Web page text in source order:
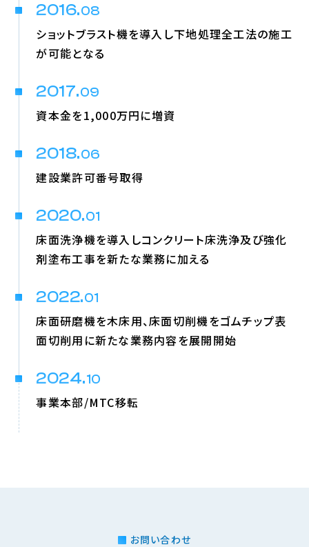
2016.08
ショットブラスト機を導入し下地処理全工法の施工
が可能となる
2017.09
資本金を1,000万円に増資
2018.06
建設業許可番号取得
2020.01
床面洗浄機を導入しコンクリート床洗浄及び強化
剤塗布工事を新たな業務に加える
2022.01
床面研磨機を木床用、床面切削機をゴムチップ表
面切削用に新たな業務内容を展開開始
2024.10
事業本部/MTC移転
お問い合わせ